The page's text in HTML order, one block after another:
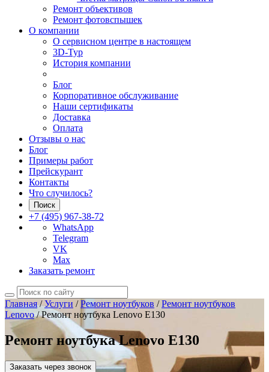
Ремонт объективов
Ремонт фотовспышек
О компании
О сервисном центре в настоящем
3D-Тур
История компании
Блог
Корпоративное обслуживание
Наши сертификаты
Доставка
Оплата
Отзывы о нас
Блог
Примеры работ
Прейскурант
Контакты
Что случилось?
Поиск
+7 (495) 967-38-72
WhatsApp
Telegram
VK
Max
Заказать ремонт
Главная/Услуги /Ремонт ноутбуков /Ремонт ноутбуков
Lenovo/Ремонт ноутбука Lenovo E130
Ремонт ноутбука Lenovo E130
Заказать через звонок